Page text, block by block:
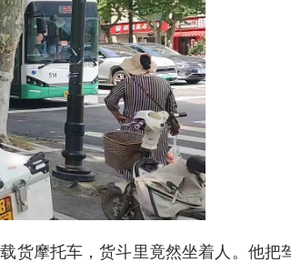
货摩托车，货斗里竟然坐着人。他把